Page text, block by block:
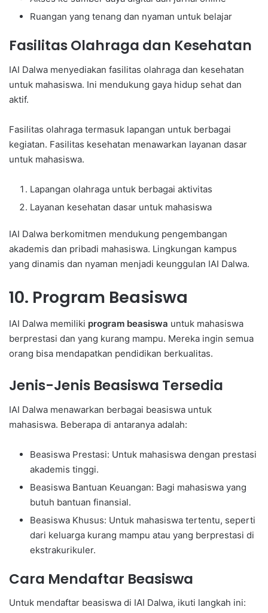
Ruangan yang tenang dan nyaman untuk belajar
Fasilitas Olahraga dan Kesehatan
IAI Dalwa menyediakan fasilitas olahraga dan kesehatan
untuk mahasiswa. Ini mendukung gaya hidup sehat dan
aktif.
Fasilitas olahraga termasuk lapangan untuk berbagai
kegiatan. Fasilitas kesehatan menawarkan layanan dasar
untuk mahasiswa.
Lapangan olahraga untuk berbagai aktivitas
Layanan kesehatan dasar untuk mahasiswa
IAI Dalwa berkomitmen mendukung pengembangan
akademis dan pribadi mahasiswa. Lingkungan kampus
yang dinamis dan nyaman menjadi keunggulan IAI Dalwa.
10. Program Beasiswa
IAI Dalwa memiliki program beasiswa untuk mahasiswa
berprestasi dan yang kurang mampu. Mereka ingin semua
orang bisa mendapatkan pendidikan berkualitas.
Jenis-Jenis Beasiswa Tersedia
IAI Dalwa menawarkan berbagai beasiswa untuk
mahasiswa. Beberapa di antaranya adalah:
Beasiswa Prestasi: Untuk mahasiswa dengan prestasi
akademis tinggi.
Beasiswa Bantuan Keuangan: Bagi mahasiswa yang
butuh bantuan finansial.
Beasiswa Khusus: Untuk mahasiswa tertentu, seperti
dari keluarga kurang mampu atau yang berprestasi di
ekstrakurikuler.
Cara Mendaftar Beasiswa
Untuk mendaftar beasiswa di IAI Dalwa, ikuti langkah ini: